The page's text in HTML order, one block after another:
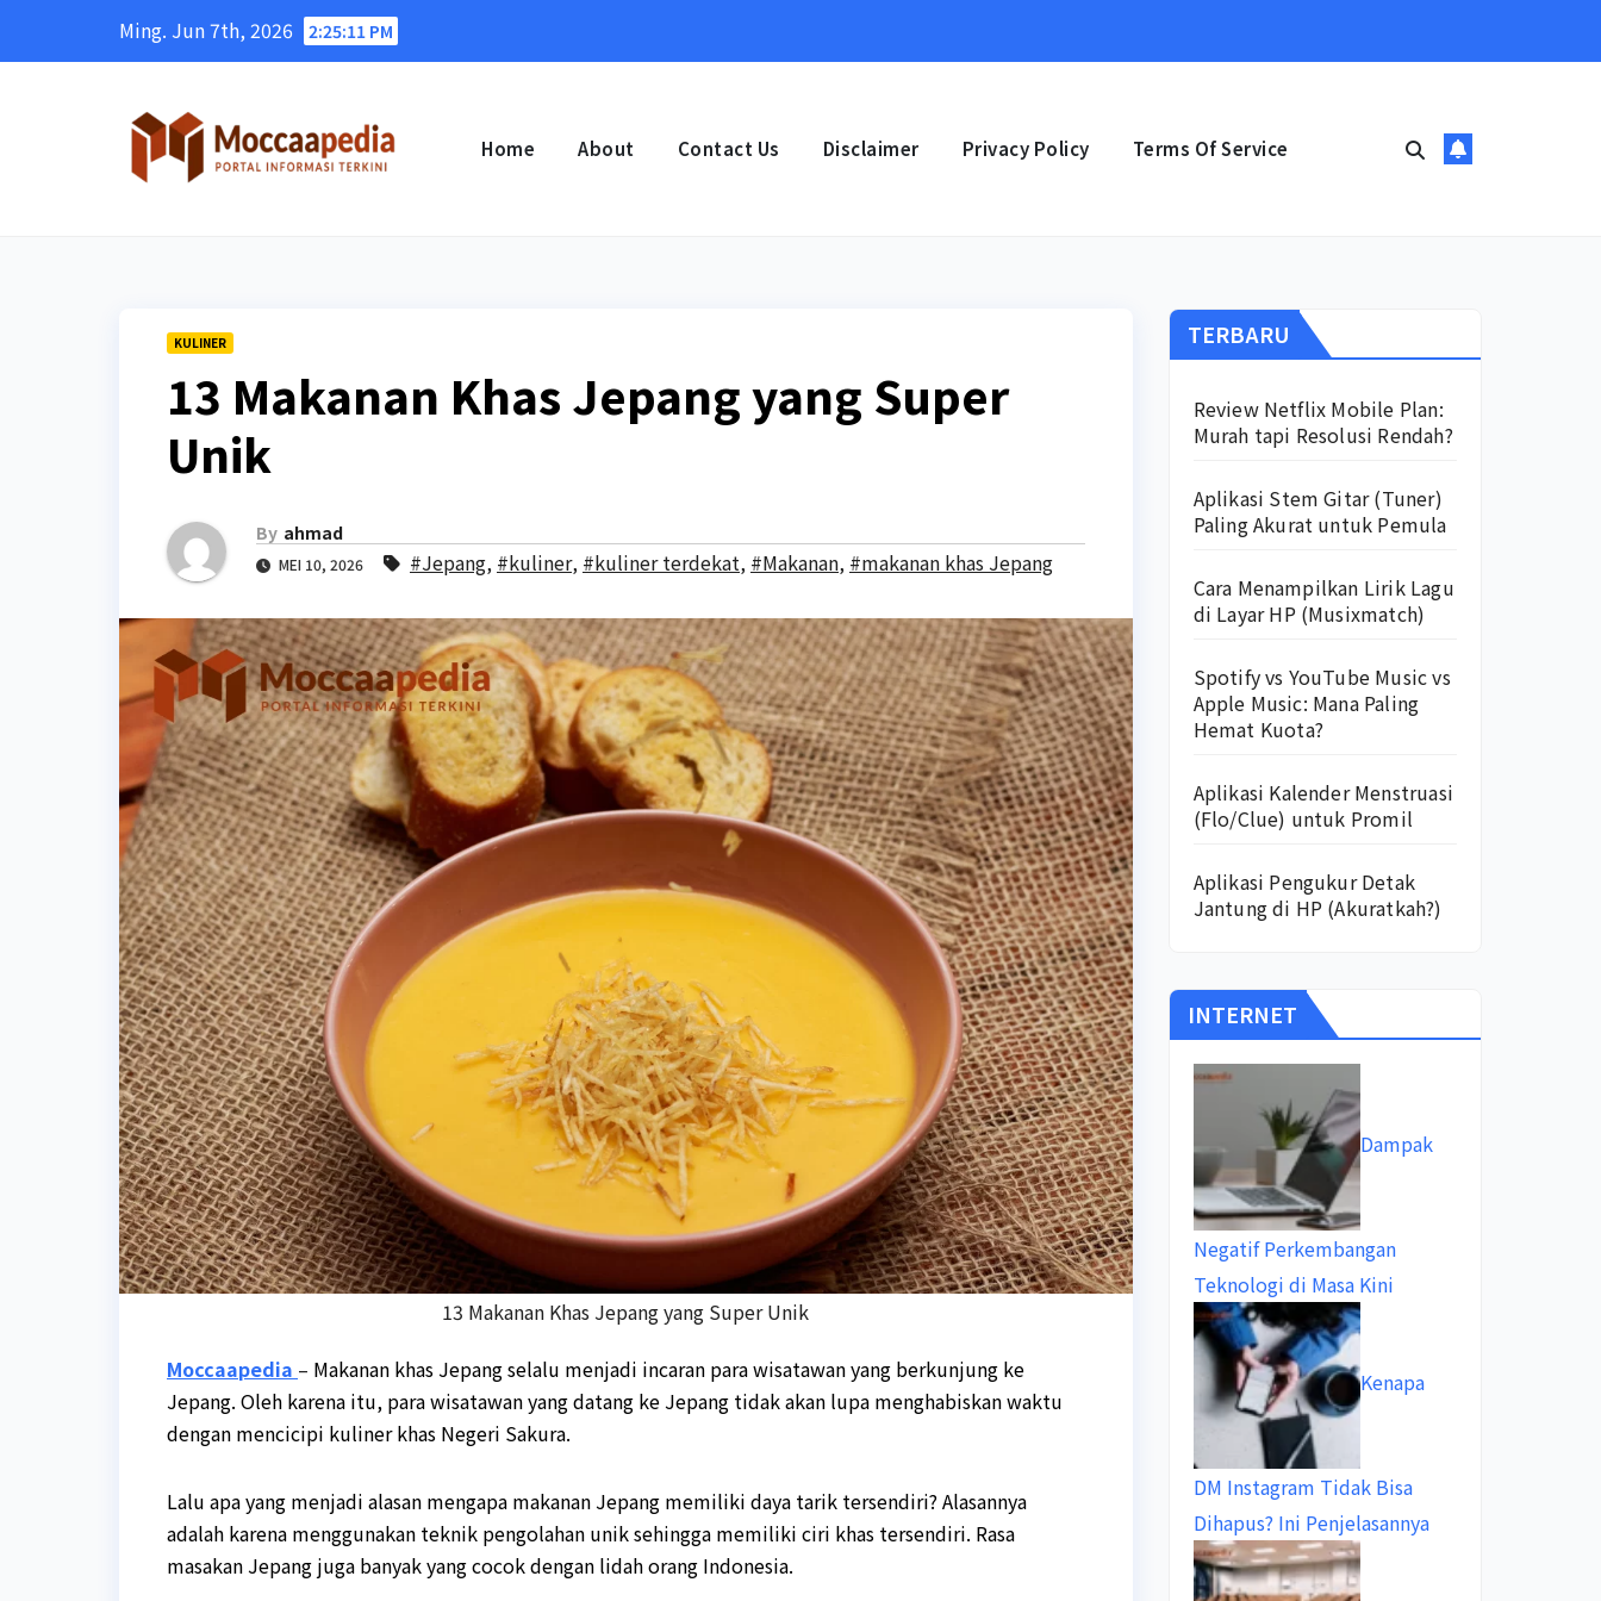
Ming. Jun 7th, 2026 2:25:13 PM
Home About Contact Us Disclaimer Privacy Policy Terms Of Service
KULINER
13 Makanan Khas Jepang yang Super
Unik
By ahmad
MEI 10, 2026 #Jepang, #kuliner, #kuliner terdekat, #Makanan, #makanan khas Jepang
13 Makanan Khas Jepang yang Super Unik
Moccaapedia – Makanan khas Jepang selalu menjadi incaran para wisatawan yang berkunjung ke
Jepang. Oleh karena itu, para wisatawan yang datang ke Jepang tidak akan lupa menghabiskan waktu
dengan mencicipi kuliner khas Negeri Sakura.
Lalu apa yang menjadi alasan mengapa makanan Jepang memiliki daya tarik tersendiri? Alasannya
adalah karena menggunakan teknik pengolahan unik sehingga memiliki ciri khas tersendiri. Rasa
masakan Jepang juga banyak yang cocok dengan lidah orang Indonesia.
TERBARU
Review Netflix Mobile Plan:
Murah tapi Resolusi Rendah?
Aplikasi Stem Gitar (Tuner)
Paling Akurat untuk Pemula
Cara Menampilkan Lirik Lagu
di Layar HP (Musixmatch)
Spotify vs YouTube Music vs
Apple Music: Mana Paling
Hemat Kuota?
Aplikasi Kalender Menstruasi
(Flo/Clue) untuk Promil
Aplikasi Pengukur Detak
Jantung di HP (Akuratkah?)
INTERNET
Dampak
Negatif Perkembangan
Teknologi di Masa Kini
Kenapa
DM Instagram Tidak Bisa
Dihapus? Ini Penjelasannya